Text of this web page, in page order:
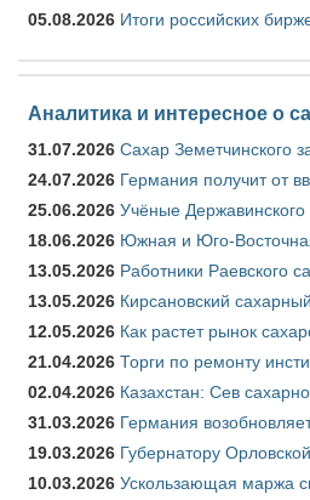
05.08.2026 Итоги российских
Аналитика и интересное о
31.07.2026 Сахар Земетчинского
24.07.2026 Германия получит от
25.06.2026 Учёные
18.06.2026 Южная и Юго-
13.05.2026 Работники Раевского
13.05.2026 Кирсановский
12.05.2026 Как растет рынок
21.04.2026 Торги по ремонту
02.04.2026 Казахстан: Сев
31.03.2026 Германия
19.03.2026 Губернатору
10.03.2026 Ускользающая маржа